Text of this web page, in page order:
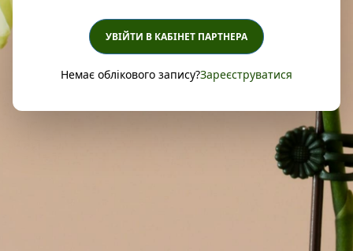
УВІЙТИ В КАБІНЕТ ПАРТНЕРА
Немає облікового запису?Зареєструватися